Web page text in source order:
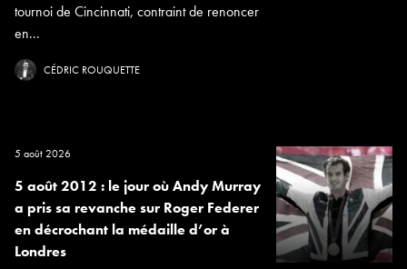
tournoi de Cincinnati, contraint de renoncer
en...
CÉDRIC ROUQUETTE
5 août 2026
5 août 2012 : le jour où Andy Murray
a pris sa revanche sur Roger Federer
en décrochant la médaille d’or à
Londres